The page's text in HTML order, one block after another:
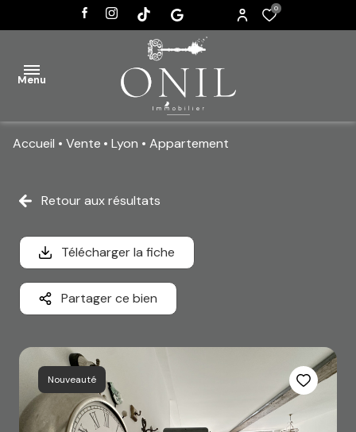
0
Menu
VENTES
ACTUALITÉS
CONTACT
Accueil Vente Lyon Appartement
Retour aux résultats
Télécharger la fiche
Partager ce bien
Nouveauté